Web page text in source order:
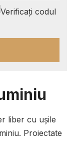
liber cu ușile
Proiectate